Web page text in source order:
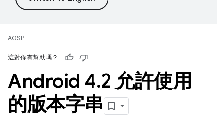
AOSP
這對你有幫助嗎？
Android 4.2 允許使用
的版本字串